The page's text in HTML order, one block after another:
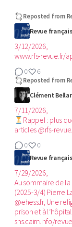
Reposted from
Revue
3/12/2026,
www.rfs-revue.fr/
0 6
Reposted from
Clément
7/11/2026,
Rappel : plus
articles @rfs-
0
0
Revue
7/29/2026,
Au sommaire de
(2025-3/4)‬ Pierre
@ehess.fr, Une
prison et à
shs.cairn.info/